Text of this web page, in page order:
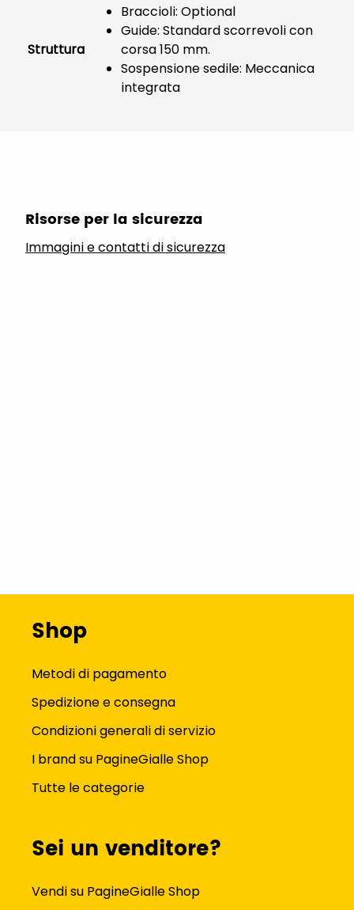
Struttura
Braccioli: Optional
Guide: Standard scorrevoli con
corsa 150 mm.
Sospensione sedile: Meccanica
integrata
Risorse per la sicurezza
Immagini e contatti di sicurezza
Shop
Metodi di pagamento
Spedizione e consegna
Condizioni generali di servizio
I brand su PagineGialle Shop
Tutte le categorie
Sei un venditore?
Vendi su PagineGialle Shop